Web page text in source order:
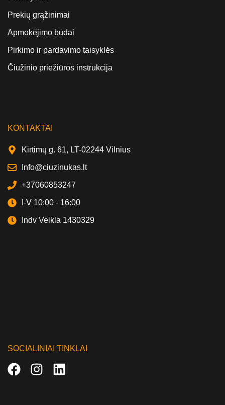
Prekių grąžinimai
Apmokėjimo būdai
Pirkimo ir pardavimo taisyklės
Čiužinio priežiūros instrukcija
KONTAKTAI
Kirtimų g. 61, LT-02244 Vilnius
Info@ciuzinukas.lt
+37060853247
I-V 10:00 - 16:00
Indv Veikla 1430329
SOCIALINIAI TINKLAI